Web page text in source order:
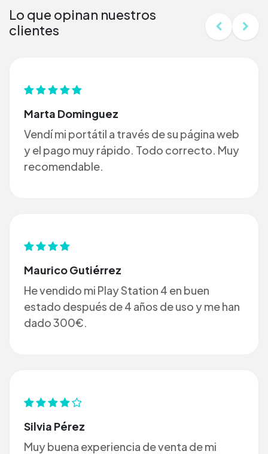
Lo que opinan nuestros
clientes
Marta Dominguez
Vendí mi portátil a través de su página web
y el pago muy rápido. Todo correcto. Muy
recomendable.
Maurico Gutiérrez
He vendido mi Play Station 4 en buen
estado después de 4 años de uso y me han
dado 300€.
Silvia Pérez
Muy buena experiencia de venta de mi